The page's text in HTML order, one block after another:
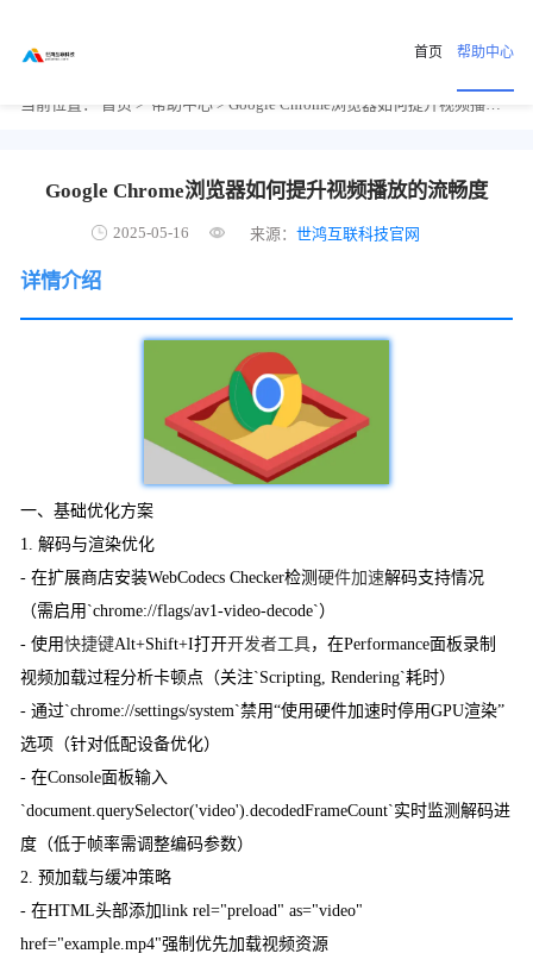
首页 帮助中心
当前位置： 首页 > 帮助中心 > Google Chrome浏览器如何提升视频播放的流畅度
Google Chrome浏览器如何提升视频播放的流畅度
2025-05-16 来源：世鸿互联科技官网
详情介绍
一、基础优化方案
1. 解码与渲染优化
- 在扩展商店安装WebCodecs Checker检测硬件加速解码支持情况
（需启用`chrome://flags/av1-video-decode`）
- 使用快捷键Alt+Shift+I打开开发者工具，在Performance面板录制
视频加载过程分析卡顿点（关注`Scripting, Rendering`耗时）
- 通过`chrome://settings/system`禁用“使用硬件加速时停用GPU渲染”
选项（针对低配设备优化）
- 在Console面板输入
`document.querySelector('video').decodedFrameCount`实时监测解码进
度（低于帧率需调整编码参数）
2. 预加载与缓冲策略
- 在HTML头部添加link rel="preload" as="video"
href="example.mp4"强制优先加载视频资源